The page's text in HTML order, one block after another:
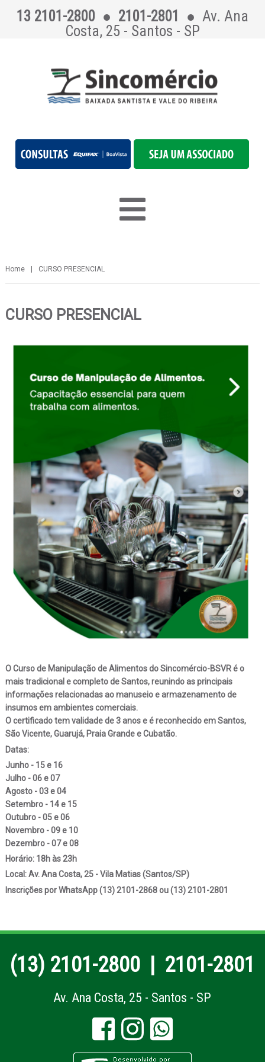
13 2101-2800● 2101-2801 ● Av. Ana
Costa, 25 - Santos - SP
Home CURSO PRESENCIAL
CURSO PRESENCIAL
O Curso de Manipulação de Alimentos do Sincomércio-BSVR é o
mais tradicional e completo de Santos, reunindo as principais
informações relacionadas ao manuseio e armazenamento de
insumos em ambientes comerciais.
O certificado tem validade de 3 anos e é reconhecido em Santos,
São Vicente, Guarujá, Praia Grande e Cubatão.
Datas:
Junho - 15 e 16
Julho - 06 e 07
Agosto - 03 e 04
Setembro - 14 e 15
Outubro - 05 e 06
Novembro - 09 e 10
Dezembro - 07 e 08
Horário: 18h às 23h
Local:Av. Ana Costa, 25 - Vila Matias (Santos/SP)
Inscrições por WhatsApp (13) 2101-2868 ou (13) 2101-2801
(13) 2101-2800| 2101-2801
Av. Ana Costa, 25 - Santos - SP